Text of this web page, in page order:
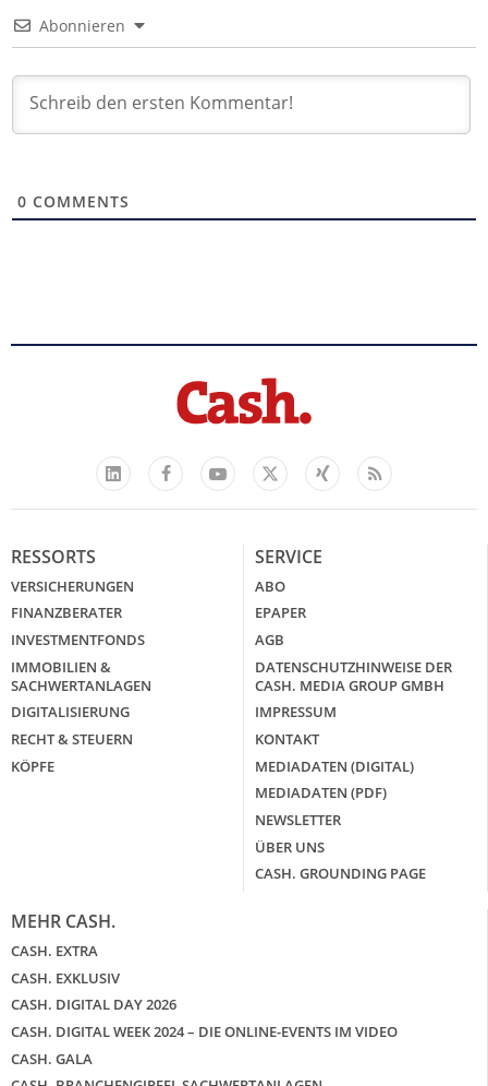
Abonnieren
0 COMMENTS
LinkedIn
FacebookYouTube
X
Xing Feed
RESSORTS
VERSICHERUNGEN
FINANZBERATER
INVESTMENTFONDS
IMMOBILIEN &
SACHWERTANLAGEN
DIGITALISIERUNG
RECHT & STEUERN
KÖPFE
SERVICE
ABO
EPAPER
AGB
DATENSCHUTZHINWEISE DER
CASH. MEDIA GROUP GMBH
IMPRESSUM
KONTAKT
MEDIADATEN (DIGITAL)
MEDIADATEN (PDF)
NEWSLETTER
ÜBER UNS
CASH. GROUNDING PAGE
MEHR CASH.
CASH. EXTRA
CASH. EXKLUSIV
CASH. DIGITAL DAY 2026
CASH. DIGITAL WEEK 2024 – DIE ONLINE-EVENTS IM VIDEO
CASH. GALA